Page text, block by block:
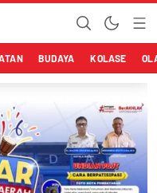
BUDAYA KOLASE